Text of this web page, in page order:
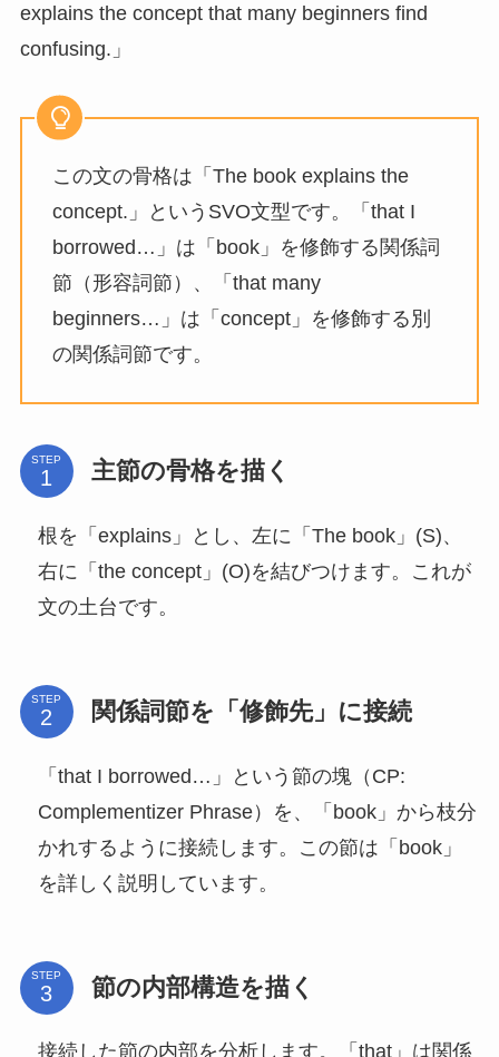
explains the concept that many beginners find
confusing.」
この文の骨格は「The book explains the
concept.」というSVO文型です。「that I
borrowed…」は「book」を修飾する関係詞
節（形容詞節）、「that many
beginners…」は「concept」を修飾する別
の関係詞節です。
STEP 主節の骨格を描く
根を「explains」とし、左に「The book」(S)、
右に「the concept」(O)を結びつけます。これが
文の土台です。
STEP 関係詞節を「修飾先」に接続
「that I borrowed…」という節の塊（CP:
Complementizer Phrase）を、「book」から枝分
かれするように接続します。この節は「book」
を詳しく説明しています。
STEP 節の内部構造を描く
接続した節の内部を分析します。「that」は関係